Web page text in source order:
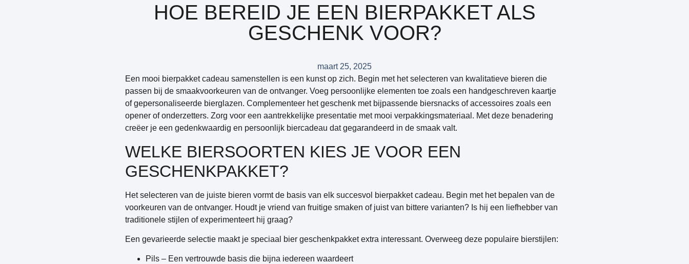
HOE BEREID JE EEN BIERPAKKET ALS
GESCHENK VOOR?
maart 25, 2025
Een mooi bierpakket cadeau samenstellen is een kunst op zich. Begin met het selecteren van kwalitatieve bieren die
passen bij de smaakvoorkeuren van de ontvanger. Voeg persoonlijke elementen toe zoals een handgeschreven kaartje
of gepersonaliseerde bierglazen. Complementeer het geschenk met bijpassende biersnacks of accessoires zoals een
opener of onderzetters. Zorg voor een aantrekkelijke presentatie met mooi verpakkingsmateriaal. Met deze benadering
creëer je een gedenkwaardig en persoonlijk biercadeau dat gegarandeerd in de smaak valt.
WELKE BIERSOORTEN KIES JE VOOR EEN
GESCHENKPAKKET?
Het selecteren van de juiste bieren vormt de basis van elk succesvol bierpakket cadeau. Begin met het bepalen van de
voorkeuren van de ontvanger. Houdt je vriend van fruitige smaken of juist van bittere varianten? Is hij een liefhebber van
traditionele stijlen of experimenteert hij graag?
Een gevarieerde selectie maakt je speciaal bier geschenkpakket extra interessant. Overweeg deze populaire bierstijlen:
Pils – Een vertrouwde basis die bijna iedereen waardeert